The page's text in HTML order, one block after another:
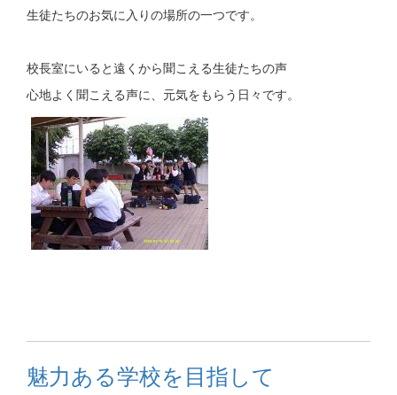
生徒たちのお気に入りの場所の一つです。
校長室にいると遠くから聞こえる生徒たちの声
心地よく聞こえる声に、元気をもらう日々です。
魅力ある学校を目指して